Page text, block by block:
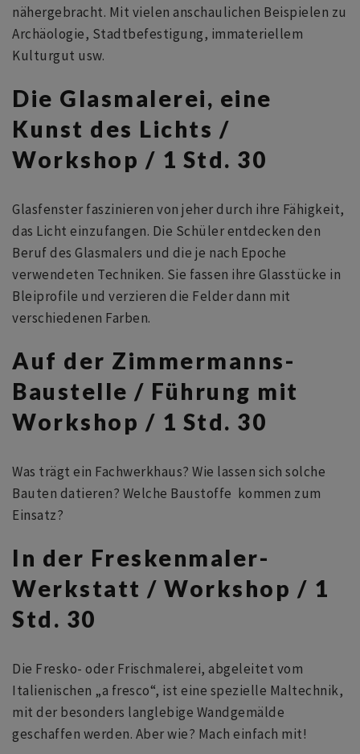
nähergebracht. Mit vielen anschaulichen Beispielen zu
Archäologie, Stadtbefestigung, immateriellem
Kulturgut usw.
Die Glasmalerei, eine
Kunst des Lichts /
Workshop / 1 Std. 30
Glasfenster faszinieren von jeher durch ihre Fähigkeit,
das Licht einzufangen. Die Schüler entdecken den
Beruf des Glasmalers und die je nach Epoche
verwendeten Techniken. Sie fassen ihre Glasstücke in
Bleiprofile und verzieren die Felder dann mit
verschiedenen Farben.
Auf der Zimmermanns-
Baustelle / Führung mit
Workshop / 1 Std. 30
Was trägt ein Fachwerkhaus? Wie lassen sich solche
Bauten datieren? Welche Baustoffe kommen zum
Einsatz?
In der Freskenmaler-
Werkstatt / Workshop / 1
Std. 30
Die Fresko- oder Frischmalerei, abgeleitet vom
Italienischen „a fresco“, ist eine spezielle Maltechnik,
mit der besonders langlebige Wandgemälde
geschaffen werden. Aber wie? Mach einfach mit!